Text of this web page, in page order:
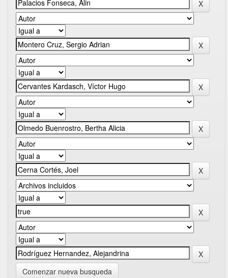
Comenzar nueva busqueda